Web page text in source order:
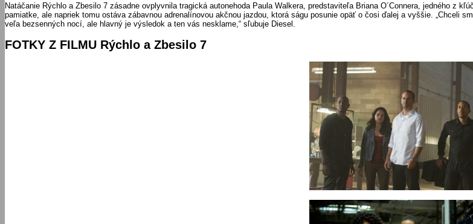
Natáčanie Rýchlo a Zbesilo 7 zásadne ovplyvnila tragická autonehoda Paula Walkera, predstaviteľa Briana O´Connera, jedného z
pamiatke, ale napriek tomu ostáva zábavnou adrenalínovou akčnou jazdou, ktorá ságu posunie opäť o čosi ďalej a vyššie. „Chceli
veľa bezsenných nocí, ale hlavný je výsledok a ten vás nesklame,“ sľubuje Diesel.
FOTKY Z FILMU Rýchlo a Zbesilo 7